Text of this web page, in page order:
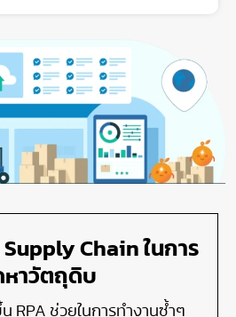
Supply Chain ในการ
หาวัตถุดิบ
RPA ช่วยในการทำงานซ้ำๆ